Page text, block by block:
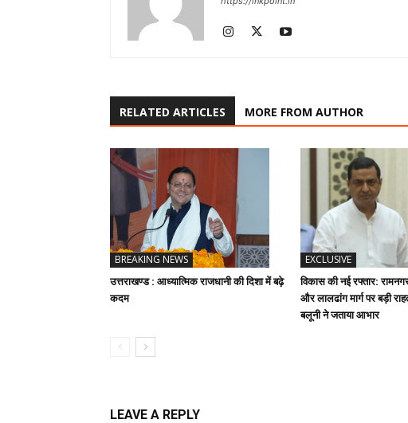
RELATED ARTICLES MORE FROM AUTHOR
BREAKING NEWS
उत्तराखण्ड : आध्यात्मिक राजधानी की दिशा में बढ़े
कदम
EXCLUSIVE
विकास की नई रफ्तार:
और लालढांग मार्ग पर बड़ी
बलूनी ने जताया आभार
LEAVE A REPLY